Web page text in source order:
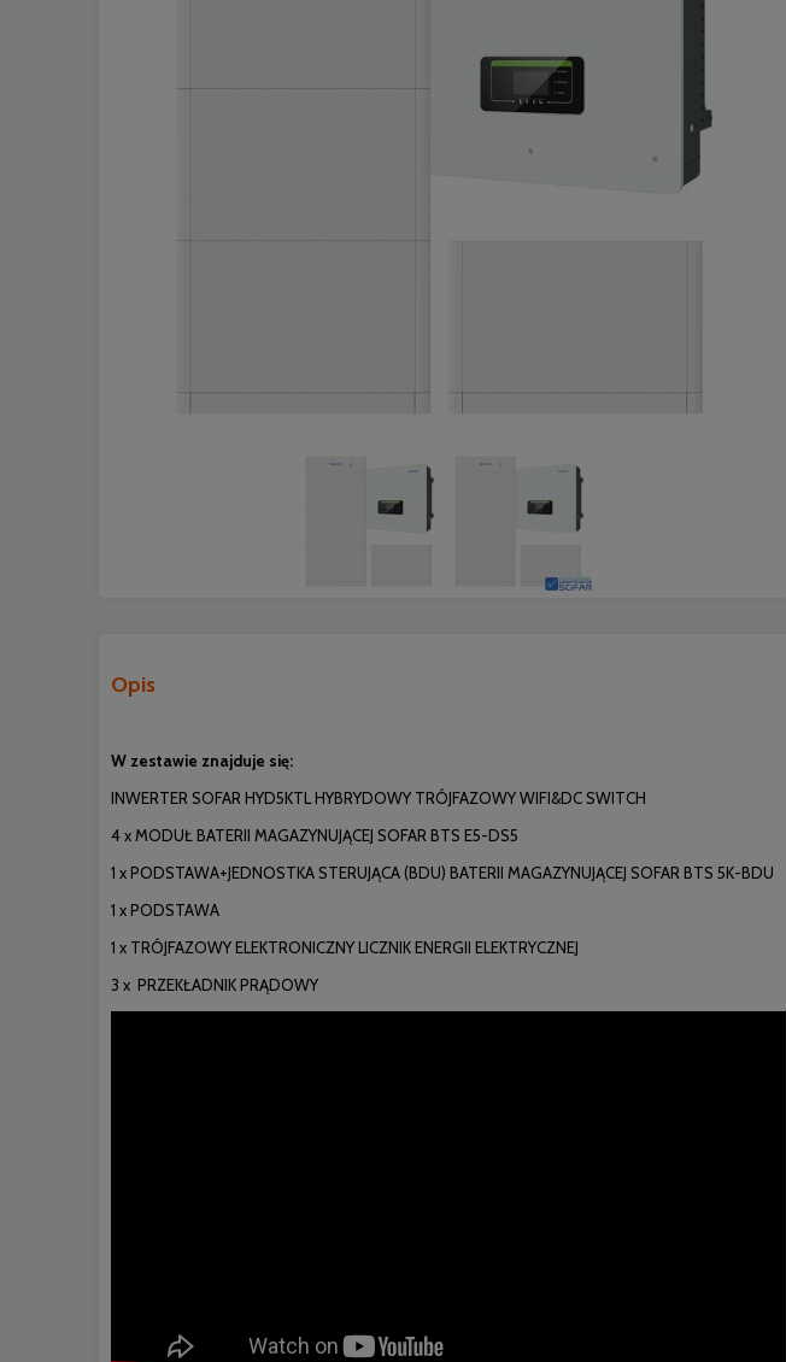
Opis
W zestawie znajduje się:
INWERTER SOFAR HYD5KTL HYBRYDOWY TRÓJFAZOWY WIFI&DC SWITCH
4 x MODUŁ BATERII MAGAZYNUJĄCEJ SOFAR BTS E5-DS5
1 x PODSTAWA+JEDNOSTKA STERUJĄCA (BDU) BATERII MAGAZYNUJĄCEJ SOFAR BTS 5K-BDU
1 x PODSTAWA
1 x TRÓJFAZOWY ELEKTRONICZNY LICZNIK ENERGII ELEKTRYCZNEJ
3 x PRZEKŁADNIK PRĄDOWY